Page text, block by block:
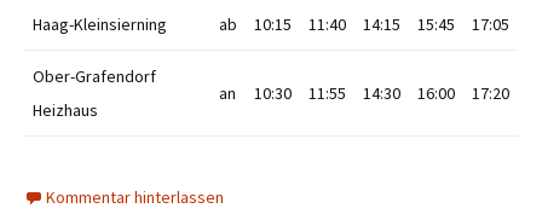
Haag-Kleinsierning ab 10:15 11:40 14:15 15:45 17:05
Ober-Grafendorf
Heizhaus
an 10:30 11:55 14:30 16:00 17:20
Kommentar hinterlassen